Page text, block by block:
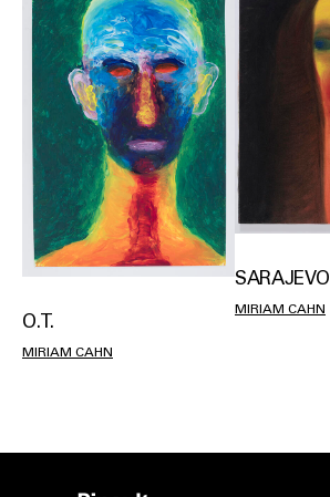
O.T.
MIRIAM CAHN
SARAJEVO
MIRIAM CAHN